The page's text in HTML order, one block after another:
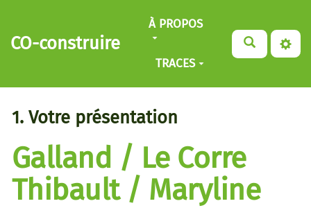
Aller au contenu principal
CO-construire
À PROPOS
TRACES
1. Votre présentation
Galland / Le Corre
Thibault / Maryline